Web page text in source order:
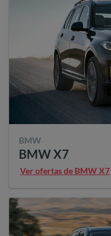
BMW
BMW X7
Ver ofertas de BMW X7